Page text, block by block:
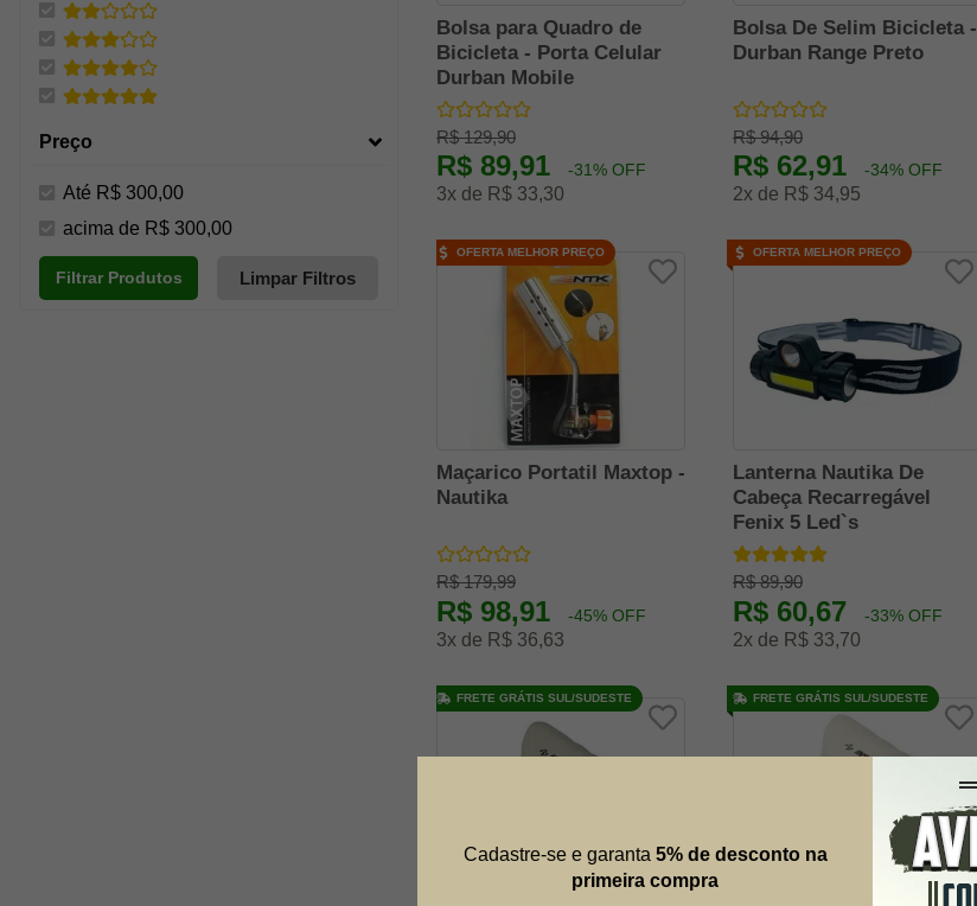
Forhonor
Fxr Army And Tactical
G&g Armament
Guepardo
INSANO SHADES
Ictus
Invicta
Invictus Tactical
Preço
Até R$ 300,00
acima de R$ 300,00
Filtrar Produtos Limpar Filtros
Bolsa para Quadro de
Bicicleta - Porta Celular
Durban Mobile
R$ 129,90
R$ 89,91 -31% OFF
3x de R$ 33,30
Bolsa De Selim Bicicleta -
Durban Range Preto
R$ 94,90
R$ 62,91 -34% OFF
2x de R$ 34,95
Maçarico Portatil Maxtop -
Nautika
R$ 179,99
R$ 98,91 -45% OFF
3x de R$ 36,63
OFERTA MELHOR PREÇO
Lanterna Nautika De
Cabeça Recarregável
Fenix 5 Led`s
R$ 89,90
R$ 60,67 -33% OFF
2x de R$ 33,70
OFERTA MELHOR PREÇO
FRETE GRÁTIS SUL/SUDESTE FRETE GRÁTIS SUL/SUDESTE
Cadastre-se e garanta 5% de desconto na
primeira compra